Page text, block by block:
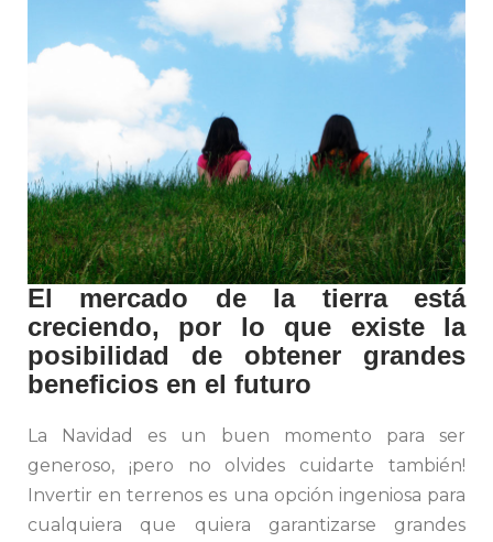
El mercado de la tierra está
creciendo, por lo que existe la
posibilidad de obtener grandes
beneficios en el futuro
La Navidad es un buen momento para ser
generoso, ¡pero no olvides cuidarte también!
Invertir en terrenos es una opción ingeniosa para
cualquiera que quiera garantizarse grandes